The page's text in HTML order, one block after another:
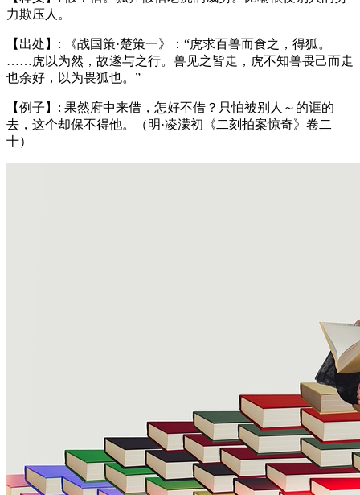
力欺压人。
【出处】: 《战国策·楚策一》：“虎求百兽而食之，得狐。
……虎以为然，故遂与之行。兽见之皆走，虎不知兽畏己而走
也余好，以为畏狐也。”
【例子】: 果然府中来借，怎好不借？只怕被别人～的诓的
去，这个却保不得他。（明·凌濛初《二刻拍案惊奇》卷二
十）